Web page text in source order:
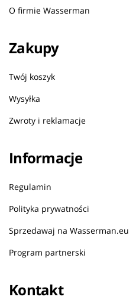
O firmie Wasserman
Zakupy
Twój koszyk
Wysyłka
Zwroty i reklamacje
Informacje
Regulamin
Polityka prywatności
Sprzedawaj na Wasserman.eu
Program partnerski
Kontakt